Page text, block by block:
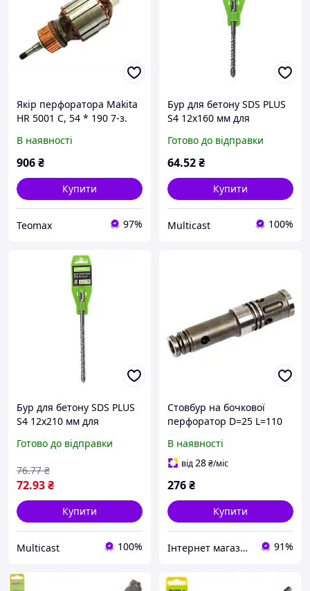
Якір перфоратора Makita
HR 5001 C, 54 * 190 7-з.
В наявності
906₴
Купити
Teomax 97%
Бур для бетону SDS PLUS
S4 12x160 мм для
Готово до відправки
64.52₴
Купити
Multicast 100%
Бур для бетону SDS PLUS
S4 12x210 мм для
Готово до відправки
72.93₴
76.77 ₴
Купити
Multicast 100%
Стовбур на бочкової
перфоратор D=25 L=110
В наявності
від28₴/міс
276₴
Купити
Інтернет магазин "МК" 91%